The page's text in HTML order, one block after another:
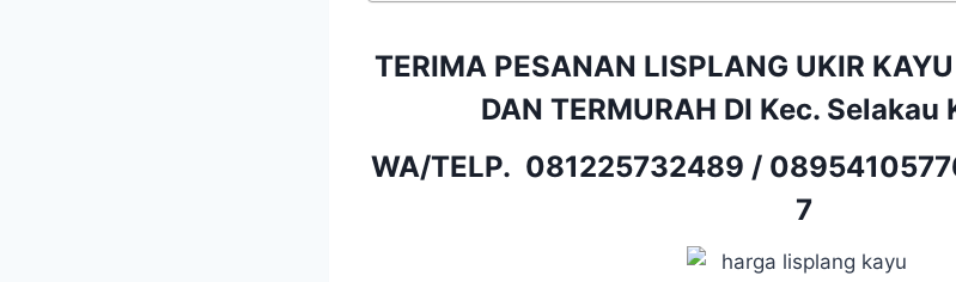
TERIMA PESANAN LISPLANG UKIR
DAN TERMURAH DI Kec. Selakau
WA/TELP. 081225732489 /
7